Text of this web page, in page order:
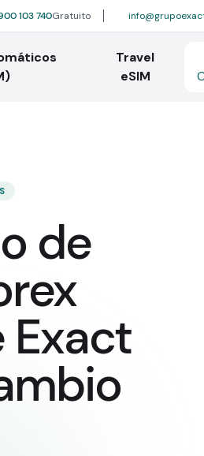
103 740Gratuito
Travel
eSIM
de
Exact